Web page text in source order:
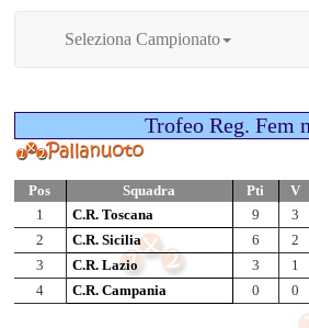
Seleziona Campionato
Trofeo Reg. Fem
Pos Squadra Pti
V
1
C.R. Toscana 9
3
2
C.R. Sicilia 6
2
3
C.R. Lazio 3
1
4
C.R. Campania 0 0